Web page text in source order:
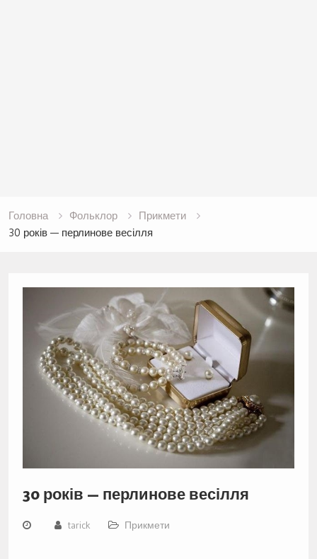
Головна Фольклор
Прикмети
30 років — перлинове весілля
30 років — перлинове весілля
tarick Прикмети